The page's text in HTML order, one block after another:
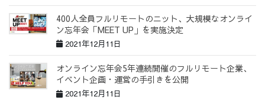
400人全員フルリモートのニット、大規模なオンライ
ン忘年会「MEET UP」を実施決定
2021年12月11日
オンライン忘年会5年連続開催のフルリモート企業、
イベント企画・運営の手引きを公開
2021年12月11日